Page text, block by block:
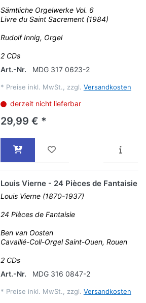
Sämtliche Orgelwerke Vol. 6
Livre du Saint Sacrement (1984)
Rudolf Innig, Orgel
2 CDs
Art.-Nr.
MDG 317 0623-2
* Preise inkl. MwSt., zzgl. Versandkosten
derzeit nicht lieferbar
29,99 € *
Louis Vierne - 24 Pièces de Fantaisie
Louis Vierne (1870-1937)
24 Pièces de Fantaisie
Ben van Oosten
Cavaillé-Coll-Orgel Saint-Ouen, Rouen
2 CDs
Art.-Nr.
MDG 316 0847-2
* Preise inkl. MwSt., zzgl. Versandkosten